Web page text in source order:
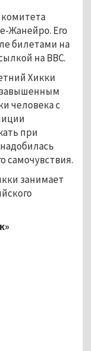
комитета
Жанейро. Его
билетами на
на BBC.
Хикки
завышенным
человека с
при
самочувствия.
занимает